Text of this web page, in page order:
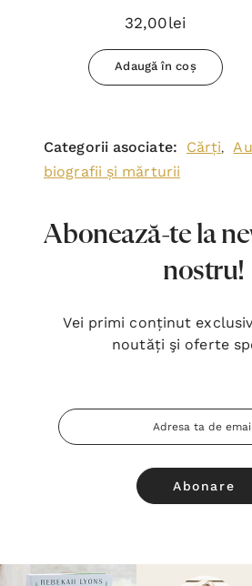
Valeriu Gafencu
32,00lei
Adaugă în coș
Categorii asociate: Cărți,
biografii și mărturii
Abonează-te la
nostru!
Vei primi conținut
noutăți şi oferte
Adresa
Email